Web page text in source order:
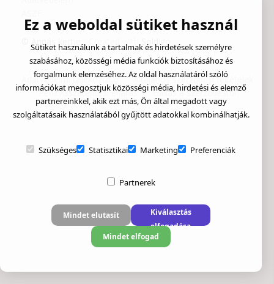
© Annás kertje - Created with Soldigo
Adatvédelmi tájékoztató
Általános szerződési feltételek
Pénzvisszatérítési eljárás
Elállás a szerződéstől
Ez a weboldal sütiket használ
Sütiket használunk a tartalmak és hirdetések személyre
szabásához, közösségi média funkciók biztosításához és
forgalmunk elemzéséhez. Az oldal használatáról szóló
információkat megosztjuk közösségi média, hirdetési és elemző
partnereinkkel, akik ezt más, Ön által megadott vagy
szolgáltatásaik használatából gyűjtött adatokkal kombinálhatják.
Szükséges Statisztikai Marketing Preferenciák
Partnerek
Mindet elutasít
Kiválasztás
elfogadása
Mindet elfogad